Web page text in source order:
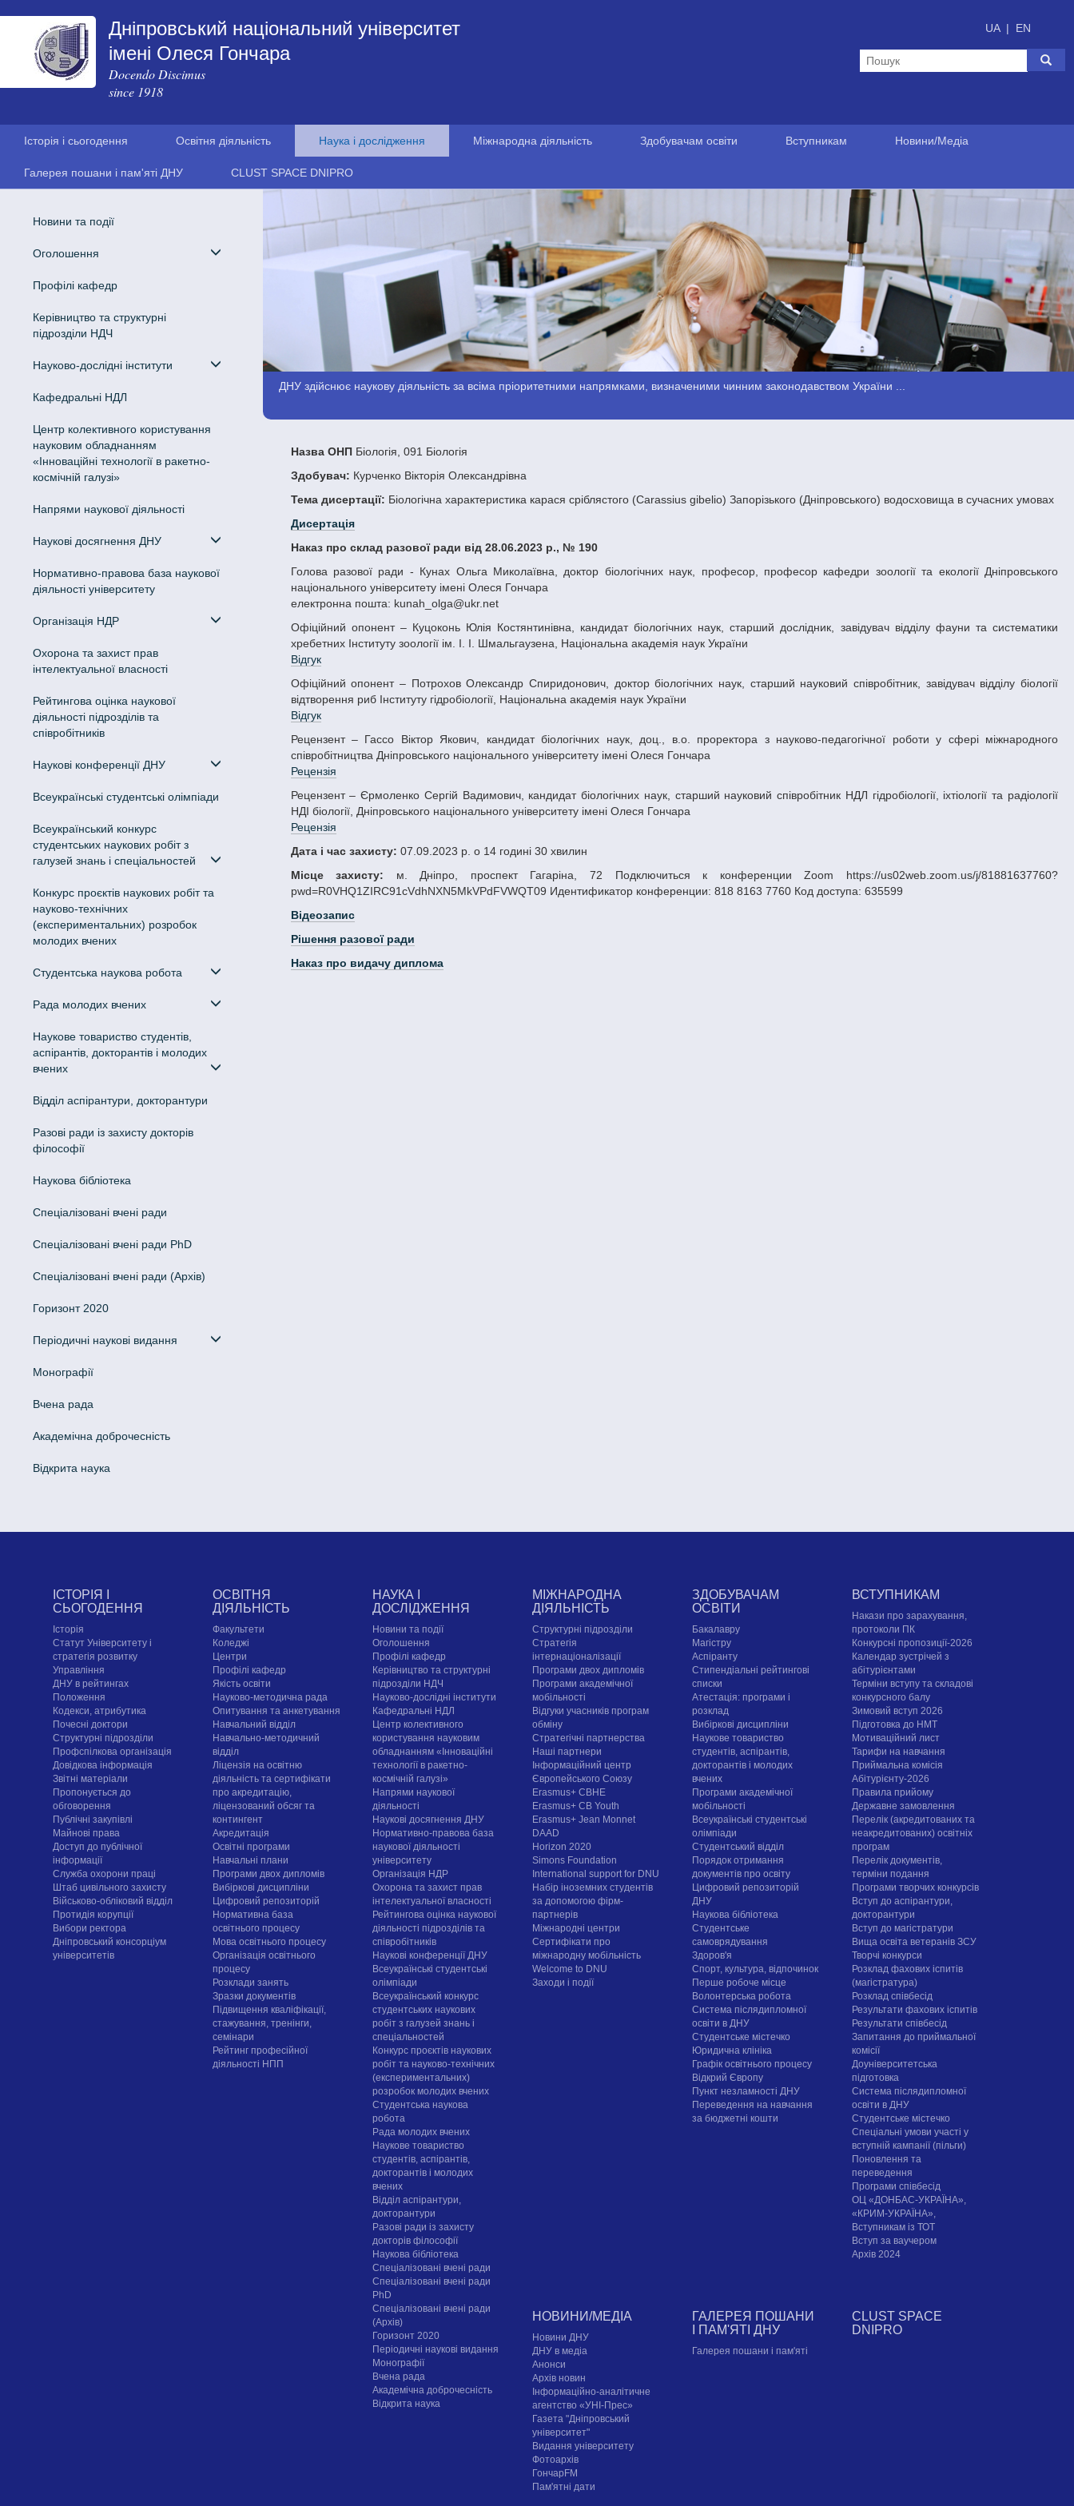
Дніпровський національний університет
імені Олеся Гончара
Docendo Discimus
since 1918
UA | EN
Історія і сьогодення Освітня діяльність Наука і дослідження Міжнародна діяльність Здобувачам освіти Вступникам Новини/Медіа
Галерея пошани і пам'яті ДНУ CLUST SPACE DNIPRO
Новини та події
Оголошення
Профілі кафедр
Керівництво та структурні
підрозділи НДЧ
Науково-дослідні інститути
Кафедральні НДЛ
Центр колективного користування
науковим обладнанням
«Інноваційні технології в ракетно-
космічній галузі»
Напрями наукової діяльності
Наукові досягнення ДНУ
Нормативно-правова база наукової
діяльності університету
Організація НДР
Охорона та захист прав
інтелектуальної власності
Рейтингова оцінка наукової
діяльності підрозділів та
співробітників
Наукові конференції ДНУ
Всеукраїнські студентські олімпіади
Всеукраїнський конкурс
студентських наукових робіт з
галузей знань і спеціальностей
Конкурс проєктів наукових робіт та
науково-технічних
(експериментальних) розробок
молодих вчених
Студентська наукова робота
Рада молодих вчених
Наукове товариство студентів,
аспірантів, докторантів і молодих
вчених
Відділ аспірантури, докторантури
Разові ради із захисту докторів
філософії
Наукова бібліотека
Спеціалізовані вчені ради
Спеціалізовані вчені ради PhD
Спеціалізовані вчені ради (Архів)
Горизонт 2020
Періодичні наукові видання
Монографії
Вчена рада
Академічна доброчесність
Відкрита наука
ДНУ здійснює наукову діяльність за всіма пріоритетними напрямками, визначеними чинним законодавством України ...
Назва ОНПБіологія, 091 Біологія
Здобувач: Курченко Вікторія Олександрівна
Тема дисертації: Біологічна характеристика карася сріблястого (Carassius gibelio) Запорізького (Дніпровського) водосховища в сучасних умовах
Дисертація
Наказ про склад разової ради від 28.06.2023 р., № 190
Голова разової ради - Кунах Ольга Миколаївна, доктор біологічних наук, професор, професор кафедри зоології та екології Дніпровського
національного університету імені Олеся Гончара
електронна пошта: kunah_olga@ukr.net
Офіційний опонент – Куцоконь Юлія Костянтинівна, кандидат біологічних наук, старший дослідник, завідувач відділу фауни та систематики
хребетних Інституту зоології ім. І. І. Шмальгаузена, Національна академія наук України
Відгук
Офіційний опонент – Потрохов Олександр Спиридонович, доктор біологічних наук, старший науковий співробітник, завідувач відділу біології
відтворення риб Інституту гідробіології, Національна академія наук України
Відгук
Рецензент – Гассо Віктор Якович, кандидат біологічних наук, доц., в.о. проректора з науково-педагогічної роботи у сфері міжнародного
співробітництва Дніпровського національного університету імені Олеся Гончара
Рецензія
Рецензент – Єрмоленко Сергій Вадимович, кандидат біологічних наук, старший науковий співробітник НДЛ гідробіології, іхтіології та радіології
НДІ біології, Дніпровського національного університету імені Олеся Гончара
Рецензія
Дата і час захисту: 07.09.2023 р. о 14 годині 30 хвилин
Місце захисту: м. Дніпро, проспект Гагаріна, 72 Подключиться к конференции Zoom https://us02web.zoom.us/j/81881637760?
pwd=R0VHQ1ZIRC91cVdhNXN5MkVPdFVWQT09 Идентификатор конференции: 818 8163 7760 Код доступа: 635599
Відеозапис
Рішення разової ради
Наказ про видачу диплома
ІСТОРІЯ І
СЬОГОДЕННЯ
Історія
Статут Університету і
стратегія розвитку
Управління
ДНУ в рейтингах
Положення
Кодекси, атрибутика
Почесні доктори
Структурні підрозділи
Профспілкова організація
Довідкова інформація
Звітні матеріали
Пропонується до
обговорення
Публічні закупівлі
Майнові права
Доступ до публічної
інформації
Служба охорони праці
Штаб цивільного захисту
Військово-обліковий відділ
Протидія корупції
Вибори ректора
Дніпровський консорціум
університетів
ОСВІТНЯ
ДІЯЛЬНІСТЬ
Факультети
Коледжі
Центри
Профілі кафедр
Якість освіти
Науково-методична рада
Опитування та анкетування
Навчальний відділ
Навчально-методичний
відділ
Ліцензія на освітню
діяльність та сертифікати
про акредитацію,
ліцензований обсяг та
контингент
Акредитація
Освітні програми
Навчальні плани
Програми двох дипломів
Вибіркові дисципліни
Цифровий репозиторій
Нормативна база
освітнього процесу
Мова освітнього процесу
Організація освітнього
процесу
Розклади занять
Зразки документів
Підвищення кваліфікації,
стажування, тренінги,
семінари
Рейтинг професійної
діяльності НПП
НАУКА І
ДОСЛІДЖЕННЯ
Новини та події
Оголошення
Профілі кафедр
Керівництво та структурні
підрозділи НДЧ
Науково-дослідні інститути
Кафедральні НДЛ
Центр колективного
користування науковим
обладнанням «Інноваційні
технології в ракетно-
космічній галузі»
Напрями наукової
діяльності
Наукові досягнення ДНУ
Нормативно-правова база
наукової діяльності
університету
Організація НДР
Охорона та захист прав
інтелектуальної власності
Рейтингова оцінка наукової
діяльності підрозділів та
співробітників
Наукові конференції ДНУ
Всеукраїнські студентські
олімпіади
Всеукраїнський конкурс
студентських наукових
робіт з галузей знань і
спеціальностей
Конкурс проєктів наукових
робіт та науково-технічних
(експериментальних)
розробок молодих вчених
Студентська наукова
робота
Рада молодих вчених
Наукове товариство
студентів, аспірантів,
докторантів і молодих
вчених
Відділ аспірантури,
докторантури
Разові ради із захисту
докторів філософії
Наукова бібліотека
Спеціалізовані вчені ради
Спеціалізовані вчені ради
PhD
Спеціалізовані вчені ради
(Архів)
Горизонт 2020
Періодичні наукові видання
Монографії
Вчена рада
Академічна доброчесність
Відкрита наука
МІЖНАРОДНА
ДІЯЛЬНІСТЬ
Структурні підрозділи
Стратегія
інтернаціоналізації
Програми двох дипломів
Програми академічної
мобільності
Відгуки учасників програм
обміну
Стратегічні партнерства
Наші партнери
Інформаційний центр
Європейського Союзу
Erasmus+ CBHE
Erasmus+ CB Youth
Erasmus+ Jean Monnet
DAAD
Horizon 2020
Simons Foundation
International support for DNU
Набір іноземних студентів
за допомогою фірм-
партнерів
Міжнародні центри
Сертифікати про
міжнародну мобільність
Welcome to DNU
Заходи і події
ЗДОБУВАЧАМ
ОСВІТИ
Бакалавру
Магістру
Аспіранту
Стипендіальні рейтингові
списки
Атестація: програми і
розклад
Вибіркові дисципліни
Наукове товариство
студентів, аспірантів,
докторантів і молодих
вчених
Програми академічної
мобільності
Всеукраїнські студентські
олімпіади
Студентський відділ
Порядок отримання
документів про освіту
Цифровий репозиторій
ДНУ
Наукова бібліотека
Студентське
самоврядування
Здоров'я
Спорт, культура, відпочинок
Перше робоче місце
Волонтерська робота
Система післядипломної
освіти в ДНУ
Cтудентське містечко
Юридична клініка
Графік освітнього процесу
Відкрий Європу
Пункт незламності ДНУ
Переведення на навчання
за бюджетні кошти
ВСТУПНИКАМ
Накази про зарахування,
протоколи ПК
Конкурсні пропозиції-2026
Календар зустрічей з
абітурієнтами
Терміни вступу та складові
конкурсного балу
Зимовий вступ 2026
Підготовка до НМТ
Мотиваційний лист
Тарифи на навчання
Приймальна комісія
Абітурієнту-2026
Правила прийому
Державне замовлення
Перелік (акредитованих та
неакредитованих) освітніх
програм
Перелік документів,
терміни подання
Програми творчих конкурсiв
Вступ до аспірантури,
докторантури
Вступ до магістратури
Вища освіта ветеранів ЗСУ
Творчі конкурси
Розклад фахових іспитів
(магістратура)
Розклад співбесід
Результати фахових іспитів
Результати співбесід
Запитання до приймальної
комісії
Доуніверситетська
підготовка
Система післядипломної
освіти в ДНУ
Cтудентське містечко
Спеціальні умови участі у
вступній кампанії (пільги)
Поновлення та
переведення
Програми співбесід
ОЦ «ДОНБАС-УКРАЇНА»,
«КРИМ-УКРАЇНА»,
Вступникам із ТОТ
Вступ за ваучером
Архів 2024
НОВИНИ/МЕДІА
Новини ДНУ
ДНУ в медіа
Анонси
Архів новин
Інформаційно-аналітичне
агентство «УНІ-Прес»
Газета "Дніпровський
університет"
Видання університету
Фотоархів
ГончарFM
Пам'ятні дати
ГАЛЕРЕЯ ПОШАНИ
І ПАМ'ЯТІ ДНУ
Галерея пошани і пам'яті
CLUST SPACE
DNIPRO